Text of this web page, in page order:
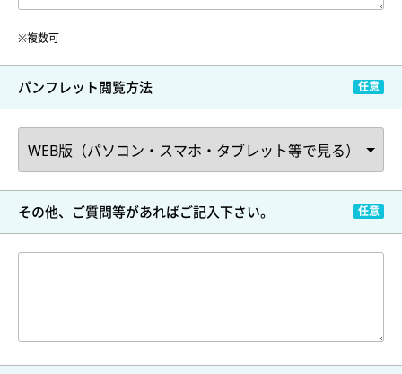
※複数可
パンフレット閲覧方法
その他、ご質問等があればご記入下さい。